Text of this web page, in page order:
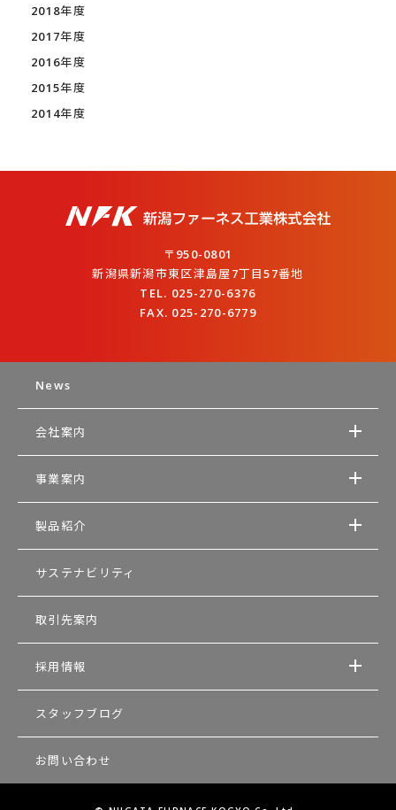
2018年度
2017年度
2016年度
2015年度
2014年度
〒950-0801
新潟県新潟市東区津島屋7丁目57番地
TEL. 025-270-6376
FAX. 025-270-6779
News
会社案内
事業案内
製品紹介
サステナビリティ
取引先案内
採用情報
スタッフブログ
お問い合わせ